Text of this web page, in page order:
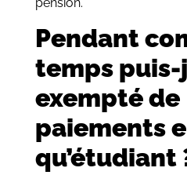
Pendant
temps
exempté de
paiements
qu’étudiant